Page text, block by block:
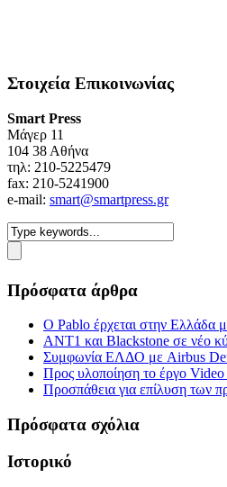
Στοιχεία Επικοινωνίας
Smart Press
Mάγερ 11
104 38 Αθήνα
τηλ: 210-5225479
fax: 210-5241900
e-mail: smart@smartpress.gr
Πρόσφατα άρθρα
Ο Pablo έρχεται στην Ελλάδα
ΑΝΤ1 και Blackstone σε νέο
Συμφωνία ΕΛΔΟ με Airbus
Προς υλοποίηση το έργο
Προσπάθεια για επίλυση των
Πρόσφατα σχόλια
Ιστορικό